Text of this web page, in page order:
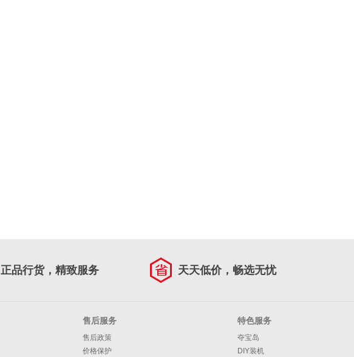
正品行货，精致服务 天天低价，畅选无忧
售后服务
售后政策
价格保护
特色服务
夺宝岛
DIY装机